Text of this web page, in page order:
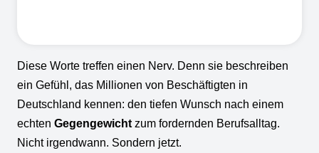
Diese Worte treffen einen Nerv. Denn sie beschreiben
ein Gefühl, das Millionen von Beschäftigten in
Deutschland kennen: den tiefen Wunsch nach einem
echten Gegengewicht zum fordernden Berufsalltag.
Nicht irgendwann. Sondern jetzt.